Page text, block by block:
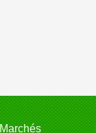
Marchés